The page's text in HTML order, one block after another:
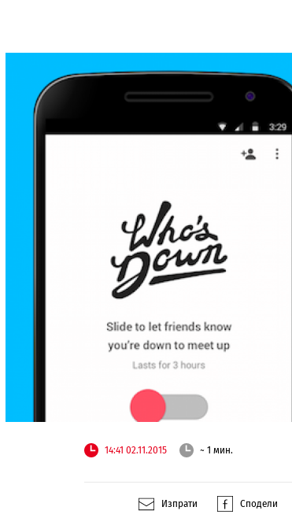
14:41 02.11.2015 ~ 1 мин.
Изпрати Сподели